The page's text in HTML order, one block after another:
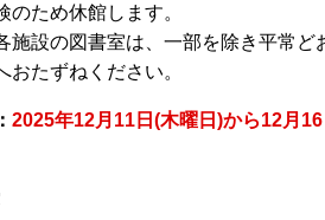
ため休館します。
施設の図書室は、一部を除き平常ど
たずねください。
2025年12月11日(木曜日)から12月